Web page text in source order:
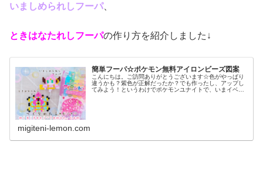
いましめられしフーパ、
ときはなたれしフーパの作り方を紹介しました↓
簡単フーパ☆ポケモン無料アイロンビーズ図案
こんにちは。ご訪問ありがとうございます☆色がやっぱり
違うかも？紫色が正解だったか？でも作ったし、アップし
てみよう！というわけでポケモンユナイトで、いまイベン
migiteni-lemon.com